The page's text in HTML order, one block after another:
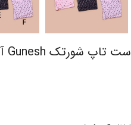
ست تاپ شورتک Gunesh آلبوم شماره 2